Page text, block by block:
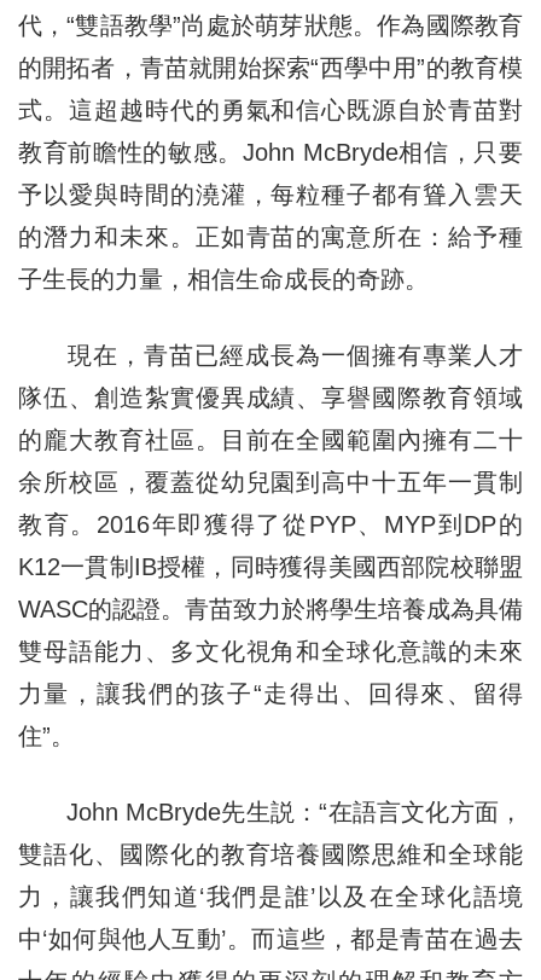
代，“雙語教學”尚處於萌芽狀態。作為國際教育
的開拓者，青苗就開始探索“西學中用”的教育模
式。這超越時代的勇氣和信心既源自於青苗對
教育前瞻性的敏感。John McBryde相信，只要
予以愛與時間的澆灌，每粒種子都有聳入雲天
的潛力和未來。正如青苗的寓意所在：給予種
子生長的力量，相信生命成長的奇跡。
現在，青苗已經成長為一個擁有專業人才
隊伍、創造紮實優異成績、享譽國際教育領域
的龐大教育社區。目前在全國範圍內擁有二十
余所校區，覆蓋從幼兒園到高中十五年一貫制
教育。2016年即獲得了從PYP、MYP到DP的
K12一貫制IB授權，同時獲得美國西部院校聯盟
WASC的認證。青苗致力於將學生培養成為具備
雙母語能力、多文化視角和全球化意識的未來
力量，讓我們的孩子“走得出、回得來、留得
住”。
John McBryde先生説：“在語言文化方面，
雙語化、國際化的教育培養國際思維和全球能
力，讓我們知道‘我們是誰’以及在全球化語境
中‘如何與他人互動’。而這些，都是青苗在過去